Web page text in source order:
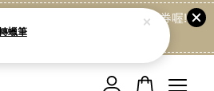
領取專屬折扣券喔!
點我
車目前還是空的。